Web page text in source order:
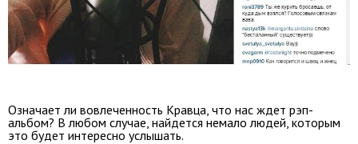
Означает ли вовлеченность Кравца, что нас ждет рэп-
альбом? В любом случае, найдется немало людей, которым
это будет интересно услышать.